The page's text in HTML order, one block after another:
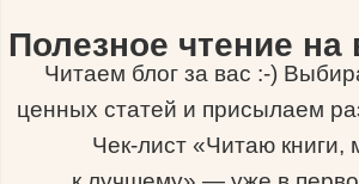
Полезное чтение
Читаем блог за вас :-)
ценных статей и присылаем
Чек-лист «Читаю книги,